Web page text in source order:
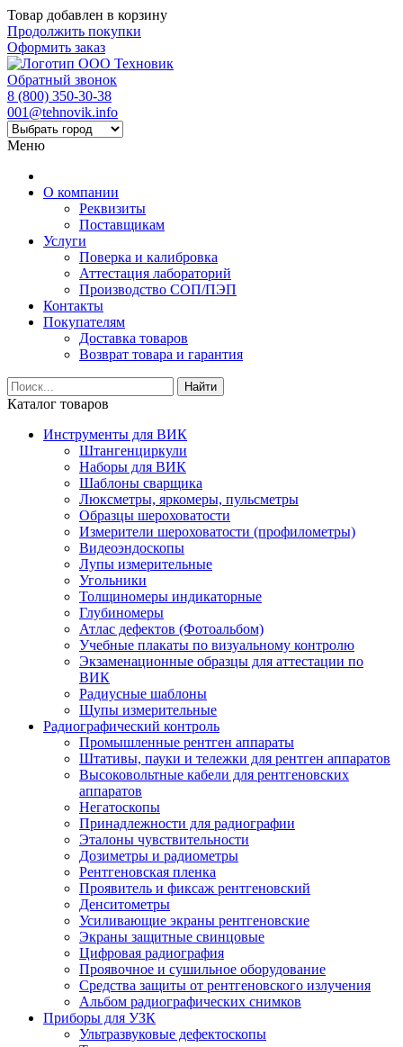
Товар добавлен в корзину
Продолжить покупки
Оформить заказ
Обратный звонок
8 (800) 350-30-38
001@tehnovik.info
Меню
О компании
Реквизиты
Поставщикам
Услуги
Поверка и калибровка
Аттестация лабораторий
Производство СОП/ПЭП
Контакты
Покупателям
Доставка товаров
Возврат товара и гарантия
Найти
Каталог товаров
Инструменты для ВИК
Штангенциркули
Наборы для ВИК
Шаблоны сварщика
Люксметры, яркомеры, пульсметры
Образцы шероховатости
Измерители шероховатости (профилометры)
Видеоэндоскопы
Лупы измерительные
Угольники
Толщиномеры индикаторные
Глубиномеры
Атлас дефектов (Фотоальбом)
Учебные плакаты по визуальному контролю
Экзаменационные образцы для аттестации по
ВИК
Радиусные шаблоны
Щупы измерительные
Радиографический контроль
Промышленные рентген аппараты
Штативы, пауки и тележки для рентген аппаратов
Высоковольтные кабели для рентгеновских
аппаратов
Негатоскопы
Принадлежности для радиографии
Эталоны чувствительности
Дозиметры и радиометры
Рентгеновская пленка
Проявитель и фиксаж рентгеновский
Денситометры
Усиливающие экраны рентгеновские
Экраны защитные свинцовые
Цифровая радиография
Проявочное и сушильное оборудование
Средства защиты от рентгеновского излучения
Альбом радиографических снимков
Приборы для УЗК
Ультразвуковые дефектоскопы